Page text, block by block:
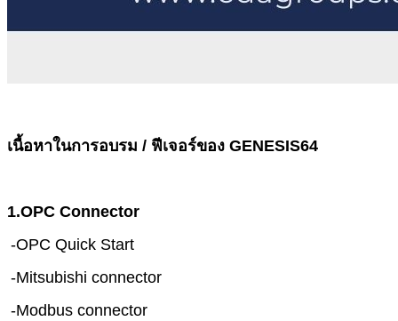
เนื้อหาในการอบรม / ฟีเจอร์ของ GENESIS64
1.OPC Connector
-OPC Quick Start
-Mitsubishi connector
-Modbus connector